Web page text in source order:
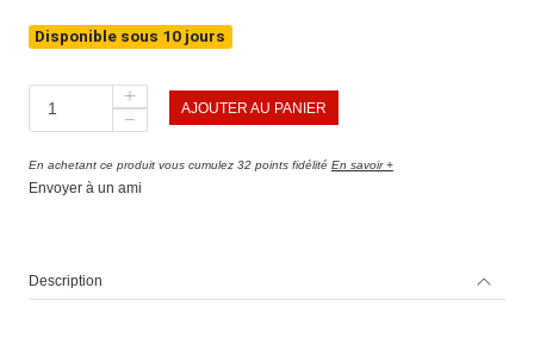
Disponible sous 10 jours
AJOUTER AU PANIER
En achetant ce produit vous cumulez 32 points fidélité En savoir +
Envoyer à un ami
Description